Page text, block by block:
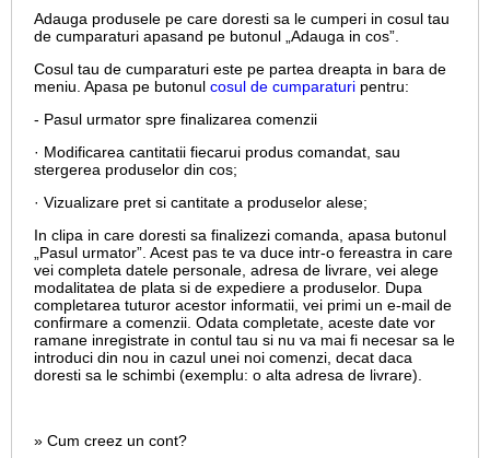
Adauga produsele pe care doresti sa le cumperi in cosul tau
de cumparaturi apasand pe butonul „Adauga in cos”.
Cosul tau de cumparaturi este pe partea dreapta in bara de
meniu. Apasa pe butonul cosul de cumparaturi pentru:
- Pasul urmator spre finalizarea comenzii
· Modificarea cantitatii fiecarui produs comandat, sau
stergerea produselor din cos;
· Vizualizare pret si cantitate a produselor alese;
In clipa in care doresti sa finalizezi comanda, apasa butonul
„Pasul urmator”. Acest pas te va duce intr-o fereastra in care
vei completa datele personale, adresa de livrare, vei alege
modalitatea de plata si de expediere a produselor. Dupa
completarea tuturor acestor informatii, vei primi un e-mail de
confirmare a comenzii. Odata completate, aceste date vor
ramane inregistrate in contul tau si nu va mai fi necesar sa le
introduci din nou in cazul unei noi comenzi, decat daca
doresti sa le schimbi (exemplu: o alta adresa de livrare).
» Cum creez un cont?